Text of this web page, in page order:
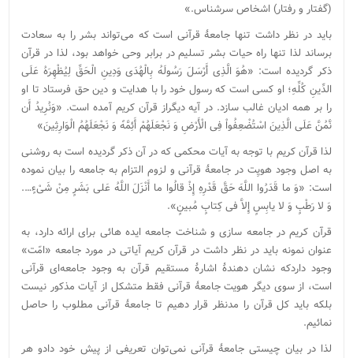
(گفتار و رفتار) اشخاص سر‌شناس.»
باید در نظر داشت تنها جامعۀ قرآنی است که می‌تواند بشر را به سعادت
برساند لذا تنها راه حیات بشر تسلیم در برابر وحی خواهد بود، لذا در قرآن
ذکر گردیده است: «هُوَ الَّذِی أَرْسَلَ رَسُولَهُ بِالْهُدَى وَدِینِ الْحَقِّ لِیُظْهِرَهُ عَلَى
الدِّینِ کُلِّهِ؛ او کسى است که رسول خود را با هدایت و دین حق فرستاد تا او
را بر همه ادیان غالب سازد. در آیه دیگراز قرآن کریم آمده است. «وَنُرِیدُ أَن
نَّمُنَّ عَلَى الَّذِینَ اسْتُضْعِفُواْ فِى الْأَرْضِ وَ نَجْعَلَهُمْ أَئِمَّهً وَ نَجْعَلَهُمُ الْوَارِثِینَ»
لذا قرآن کریم با توجه به آیات محکمی که در آن ذکر گردیده است به روشنی
به اصل وجود هویِت در جامعۀ قرآنی و لزوم التزام به جامعه را بیان نموده
است: «وَ ما قَدَرُوا اللَّهَ حَقَّ قَدْرِهِ إِذْ قالُوا ما أَنْزَلَ اللَّهُ عَلى‏ بَشَرٍ مِنْ شَیْ‏ءٍ….
وَ لا رَطْبٍ وَ لا یابِسٍ إِلاَّ فی‏ کِتابٍ مُبینٍ».
قرآن کریم در جامعه سازی و شناخت جامعه ایده هائی برای ارائه دارد، به
عنوان نمونه باید در نظر داشت در قرآن کریم آیاتی در مورد جامعه «امّت»
وجود داردکه نشان دهندۀ اشارۀ مستقیم قرآن به وجود جامعه‌ای قرآنی
است، از سوی دیگر هویت جامعۀ قرآنی فقط متشکل از آیات مذکور نیست
بلکه باید کل قرآن را مدنظر قرار دهیم تا جامعۀ قرآنی مطلوب را حاصل
نمائیم.
لذا در بیان چیستی جامعۀ قرآنی نمی‌توان تعریفی از پیش خود دادو هر